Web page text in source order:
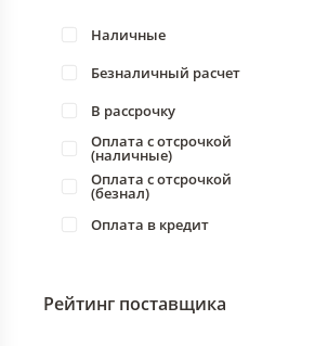
Наличные
Безналичный расчет
В рассрочку
Оплата с отсрочкой
(наличные)
Оплата с отсрочкой
(безнал)
Оплата в кредит
Рейтинг поставщика